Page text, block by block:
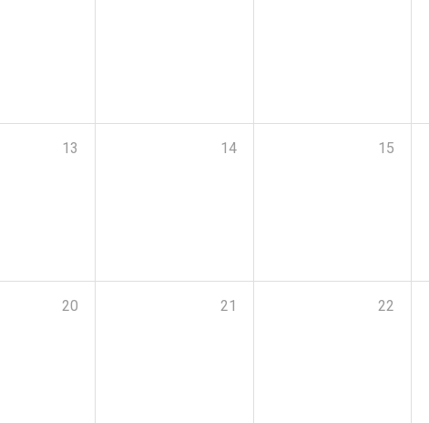
13 14 15
20 21 22